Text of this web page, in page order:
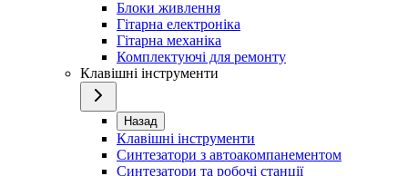
Блоки живлення
Гітарна електроніка
Гітарна механіка
Комплектуючі для ремонту
Клавішні інструменти
Назад
Клавішні інструменти
Синтезатори з автоакомпанементом
Синтезатори та робочі станції